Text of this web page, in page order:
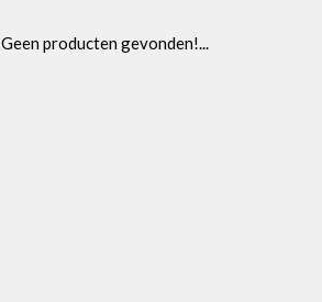
Geen producten gevonden!...